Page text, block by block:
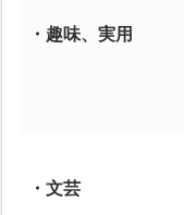
・趣味、実用
・文芸